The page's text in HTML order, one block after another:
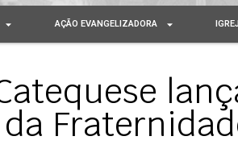
AÇÃO EVANGELIZADORA